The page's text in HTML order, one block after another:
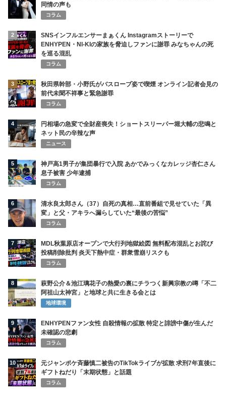
同情の声も
コラム
2
SNSインフルエンサーまぁくん Instagramストーリーで
ENHYPEN・NI-KIの家族を脅迫しファンに謝罪 みなちゃんの死
を巡る混乱
コラム
3
秋田県幹部・小野氏がバスローブ姿で喫煙 オンライン記者会見の
前代未聞不祥事と緊急謝罪
コラム
4
円相場の急変で全財産喪失！ショートスリーパー堀大輔の悲鳴と
ネット民の辛辣な声
ニュース
5
神戸高1男子が集団暴行で入院 あかでみっくなカレッジ杏仁さん
息子被害 少年逮捕
コラム
6
清水良太郎さん（37）自死の真相…直前番組で見せていた「異
変」と父・アキラへ漏らしていた“最後の苦悩”
コラム
7
MDL秋葉原店オープンで大行列地獄絵図 無料配布混乱とお詫び
投稿削除批判 炎天下熱中症・群衆雪崩リスクも
コラム
8
萩野公介＆池江璃花子の熱愛の裏にチラつく新興宗教の噂「不二
阿祖山太神宮」と地球と共に生きる会とは
地球環境
9
ENHYPENファン女性 自殺情報の拡散 特定と誹謗中傷が生んだ
未確認の悲劇
コラム
10
元ジャンポケ斉藤慎二被告のTikTokライブが拡散 求刑7年直後に
ギフトねだり「末期状態」と話題
コラム